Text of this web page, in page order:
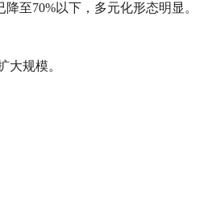
至70%以下，多元化形态明显。
大规模。